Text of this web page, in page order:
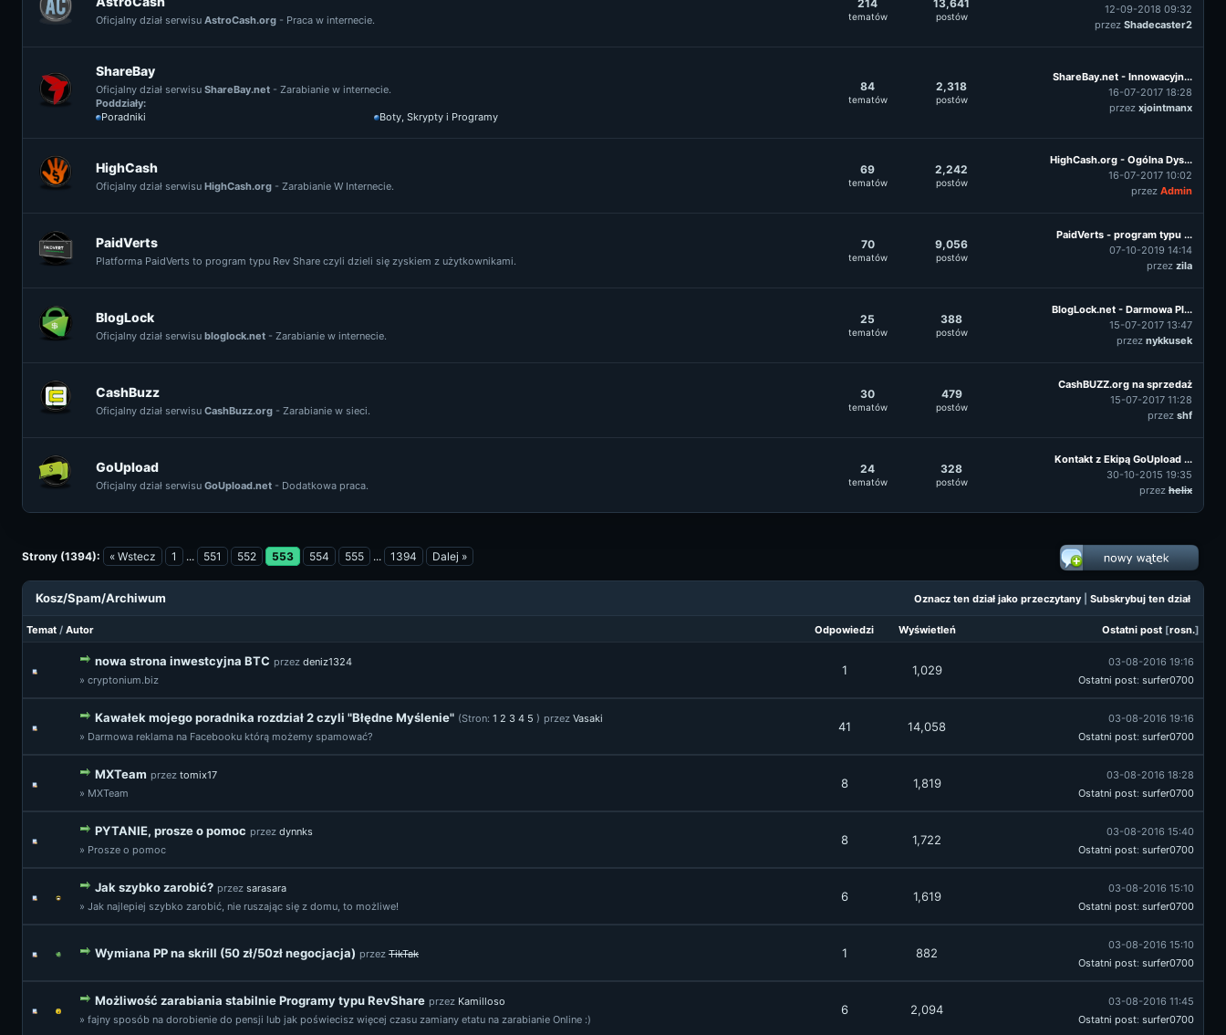
Oficjalny dział serwisu AstroCash.org - Praca w internecie.
214
tematów
13,641
postów
12-09-2018 09:32
przez Shadecaster2
ShareBay
Oficjalny dział serwisu ShareBay.net - Zarabianie w internecie.
Poddziały:
Poradniki
Boty, Skrypty i Programy
84
tematów
2,318
postów
ShareBay.net - Innowacyjn...
16-07-2017 18:28
przez xjointmanx
HighCash
Oficjalny dział serwisu HighCash.org - Zarabianie W Internecie.
69
tematów
2,242
postów
HighCash.org - Ogólna Dys...
16-07-2017 10:02
przez Admin
PaidVerts
Platforma PaidVerts to program typu Rev Share czyli dzieli się zyskiem z użytkownikami.
70
tematów
9,056
postów
PaidVerts - program typu ...
07-10-2019 14:14
przez zila
BlogLock
Oficjalny dział serwisu bloglock.net - Zarabianie w internecie.
25
tematów
388
postów
BlogLock.net - Darmowa Pl...
15-07-2017 13:47
przez nykkusek
CashBuzz
Oficjalny dział serwisu CashBuzz.org - Zarabianie w sieci.
30
tematów
479
postów
CashBUZZ.org na sprzedaż
15-07-2017 11:28
przez shf
GoUpload
Oficjalny dział serwisu GoUpload.net - Dodatkowa praca.
24
tematów
328
postów
Kontakt z Ekipą GoUpload ...
30-10-2015 19:35
przez helix
Strony (1394): « Wstecz 1 ... 551 552 553 554 555 ... 1394 Dalej »
Oznacz ten dział jako przeczytany Subskrybuj ten dział
Kosz/Spam/Archiwum
Temat / Autor Odpowiedzi Wyświetleń Ostatni post [rosn.]
nowa strona inwestcyjna BTC przez deniz1324
» cryptonium.biz
1 1,029
03-08-2016 19:16
Ostatni post: surfer0700
Kawałek mojego poradnika rozdział 2 czyli "Błędne Myślenie" (Stron: 1 2 3 4 5 ) przez Vasaki
» Darmowa reklama na Facebooku którą możemy spamować?
41 14,058
03-08-2016 19:16
Ostatni post: surfer0700
MXTeam przez tomix17
» MXTeam
8 1,819
03-08-2016 18:28
Ostatni post: surfer0700
PYTANIE, prosze o pomoc przez dynnks
» Prosze o pomoc
8 1,722
03-08-2016 15:40
Ostatni post: surfer0700
Jak szybko zarobić? przez sarasara
» Jak najlepiej szybko zarobić, nie ruszając się z domu, to możliwe!
6 1,619
03-08-2016 15:10
Ostatni post: surfer0700
Wymiana PP na skrill (50 zł/50zł negocjacja) przez TikTak 1 882
03-08-2016 15:10
Ostatni post: surfer0700
Możliwość zarabiania stabilnie Programy typu RevShare przez Kamilloso
» fajny sposób na dorobienie do pensji lub jak poświecisz więcej czasu zamiany etatu na zarabianie Online :)
6 2,094
03-08-2016 11:45
Ostatni post: surfer0700